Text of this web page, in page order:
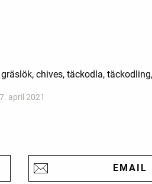
chives, täckodla,
april 2021
EMAIL